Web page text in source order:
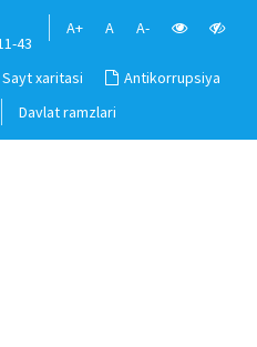
43
A+ A A-
Sayt xaritasi
Antikorrupsiya
Davlat ramzlari